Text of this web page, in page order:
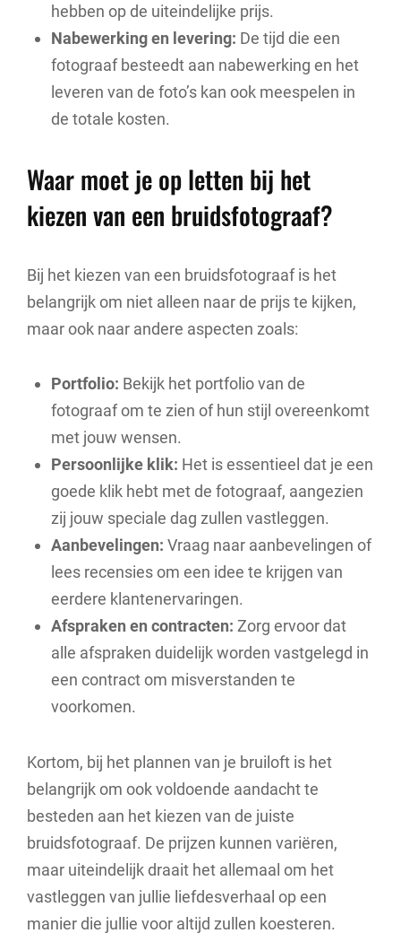
hebben op de uiteindelijke prijs.
Nabewerking en levering: De tijd die een
fotograaf besteedt aan nabewerking en het
leveren van de foto’s kan ook meespelen in
de totale kosten.
Waar moet je op letten bij het
kiezen van een bruidsfotograaf?
Bij het kiezen van een bruidsfotograaf is het
belangrijk om niet alleen naar de prijs te kijken,
maar ook naar andere aspecten zoals:
Portfolio: Bekijk het portfolio van de
fotograaf om te zien of hun stijl overeenkomt
met jouw wensen.
Persoonlijke klik: Het is essentieel dat je een
goede klik hebt met de fotograaf, aangezien
zij jouw speciale dag zullen vastleggen.
Aanbevelingen: Vraag naar aanbevelingen of
lees recensies om een idee te krijgen van
eerdere klantenervaringen.
Afspraken en contracten: Zorg ervoor dat
alle afspraken duidelijk worden vastgelegd in
een contract om misverstanden te
voorkomen.
Kortom, bij het plannen van je bruiloft is het
belangrijk om ook voldoende aandacht te
besteden aan het kiezen van de juiste
bruidsfotograaf. De prijzen kunnen variëren,
maar uiteindelijk draait het allemaal om het
vastleggen van jullie liefdesverhaal op een
manier die jullie voor altijd zullen koesteren.